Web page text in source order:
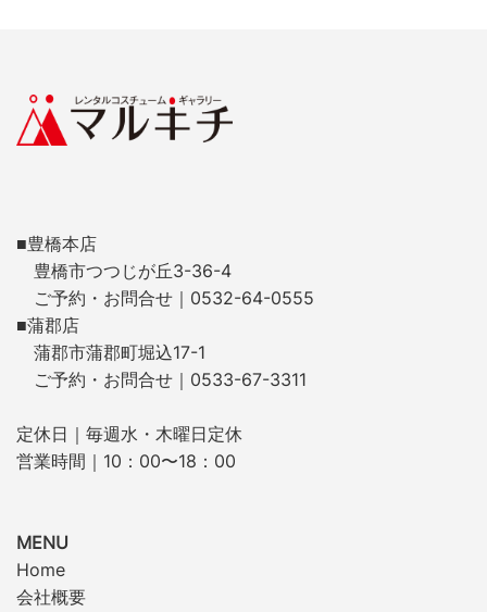
■豊橋本店
豊橋市つつじが丘3-36-4
ご予約・お問合せ｜0532-64-0555
■蒲郡店
蒲郡市蒲郡町堀込17-1
ご予約・お問合せ｜0533-67-3311
定休日｜毎週水・木曜日定休
営業時間｜10：00〜18：00
MENU
Home
会社概要